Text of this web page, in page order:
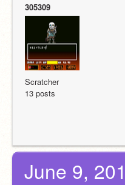
305309
Scratcher
13 posts
June 9,